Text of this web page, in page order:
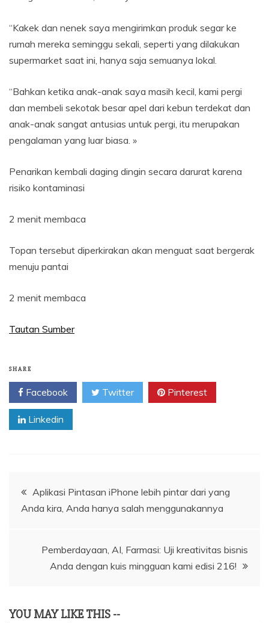
“Kakek dan nenek saya mengirimkan produk segar ke
rumah mereka seminggu sekali, seperti yang dilakukan
supermarket saat ini, hanya saja semuanya lokal.
“Bahkan ketika anak-anak saya masih kecil, kami pergi
dan membeli sekotak besar apel dari kebun terdekat dan
anak-anak sangat antusias untuk pergi, itu merupakan
pengalaman yang luar biasa. »
Penarikan kembali daging dingin secara darurat karena
risiko kontaminasi
2 menit membaca
Topan tersebut diperkirakan akan menguat saat bergerak
menuju pantai
2 menit membaca
Tautan Sumber
SHARE
Facebook Twitter Pinterest
Linkedin
Navigasi
pos
Aplikasi Pintasan iPhone lebih pintar dari yang
Anda kira, Anda hanya salah menggunakannya
Pemberdayaan, AI, Farmasi: Uji kreativitas bisnis
Anda dengan kuis mingguan kami edisi 216!
YOU MAY LIKE THIS --